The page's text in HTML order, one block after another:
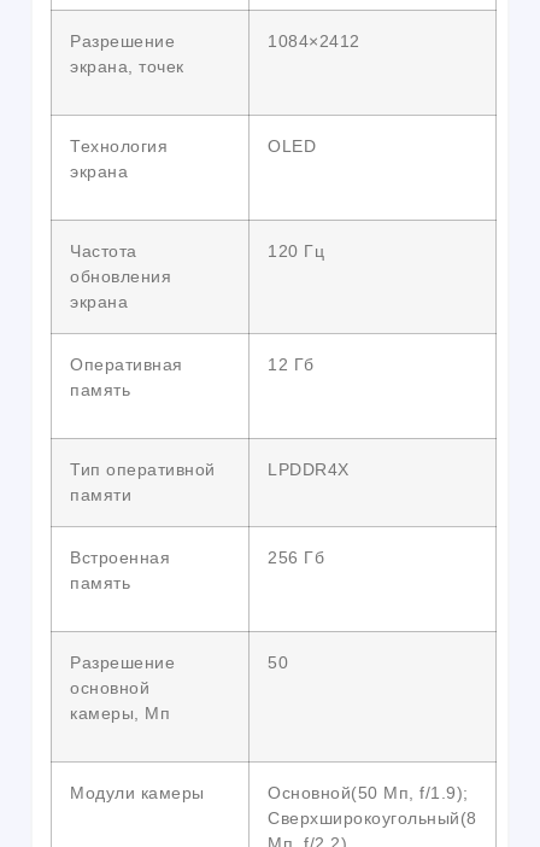
Разрешение
экрана, точек
1084×2412
Технология
экрана
OLED
Частота
обновления
экрана
120 Гц
Оперативная
память
12 Гб
Тип оперативной
памяти
LPDDR4X
Встроенная
память
256 Гб
Разрешение
основной
камеры, Мп
50
Модули камеры
Основной(50 Мп, f/1.9);
Сверхширокоугольный(8